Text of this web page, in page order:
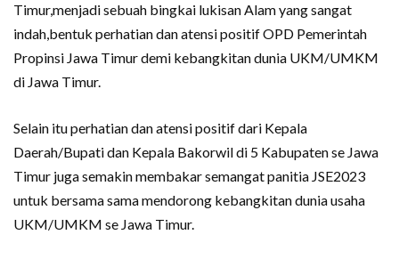
Timur,menjadi sebuah bingkai lukisan Alam yang sangat
indah,bentuk perhatian dan atensi positif OPD Pemerintah
Propinsi Jawa Timur demi kebangkitan dunia UKM/UMKM
di Jawa Timur.
Selain itu perhatian dan atensi positif dari Kepala
Daerah/Bupati dan Kepala Bakorwil di 5 Kabupaten se Jawa
Timur juga semakin membakar semangat panitia JSE2023
untuk bersama sama mendorong kebangkitan dunia usaha
UKM/UMKM se Jawa Timur.